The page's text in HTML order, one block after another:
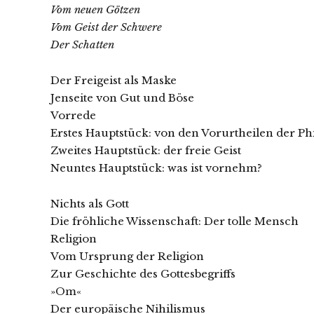
Vom neuen Götzen
Vom Geist der Schwere
Der Schatten
Der Freigeist als Maske
Jenseite von Gut und Böse
Vorrede
Erstes Hauptstück: von den Vorurtheilen der
Zweites Hauptstück: der freie Geist
Neuntes Hauptstück: was ist vornehm?
Nichts als Gott
Die fröhliche Wissenschaft: Der tolle Mensch
Religion
Vom Ursprung der Religion
Zur Geschichte des Gottesbegriffs
»Om«
Der europäische Nihilismus